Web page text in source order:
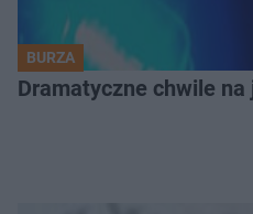
BURZA
Dramatyczne chwile